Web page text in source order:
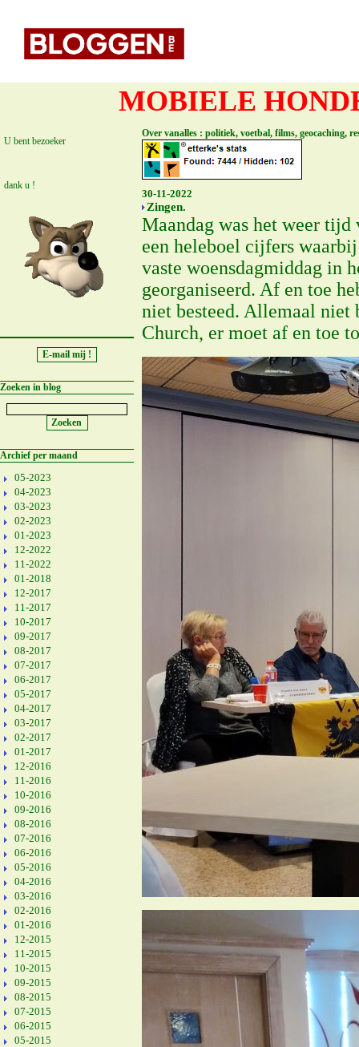
MOBIELE
U bent bezoeker
dank u !
Zoeken in blog
Archief per maand
05-2023
04-2023
03-2023
02-2023
01-2023
12-2022
11-2022
01-2018
12-2017
11-2017
10-2017
09-2017
08-2017
07-2017
06-2017
05-2017
04-2017
03-2017
02-2017
01-2017
12-2016
11-2016
10-2016
09-2016
08-2016
07-2016
06-2016
05-2016
04-2016
03-2016
02-2016
01-2016
12-2015
11-2015
10-2015
09-2015
08-2015
07-2015
06-2015
05-2015
Over vanalles : politiek, voetbal, films, geocaching,
30-11-2022
Zingen.
Maandag was het weer
een heleboel cijfers
vaste woensdagmiddag in
georganiseerd. Af en toe
niet besteed. Allemaal niet
Church, er moet af en toe